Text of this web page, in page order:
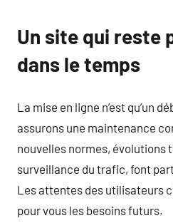
Un site qui reste
dans le temps
La mise en ligne n’est qu’un
assurons une maintenance
nouvelles normes, évolutions
surveillance du trafic, font
Les attentes des utilisateurs
pour vous les besoins futurs.